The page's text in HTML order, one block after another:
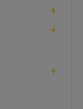
+
+
+